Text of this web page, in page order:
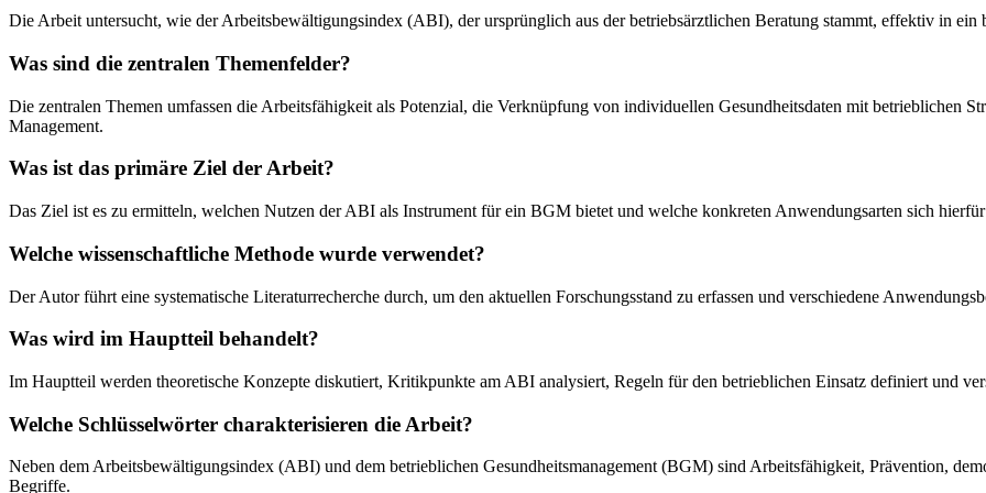
Die Arbeit untersucht, wie der Arbeitsbewältigungsindex (ABI), der ursprünglich aus der betriebsärztlichen Beratung stammt, effektiv in
Was sind die zentralen Themenfelder?
Die zentralen Themen umfassen die Arbeitsfähigkeit als Potenzial, die Verknüpfung von individuellen Gesundheitsdaten mit betrieblichen
Management.
Was ist das primäre Ziel der Arbeit?
Das Ziel ist es zu ermitteln, welchen Nutzen der ABI als Instrument für ein BGM bietet und welche konkreten Anwendungsarten sich
Welche wissenschaftliche Methode wurde verwendet?
Der Autor führt eine systematische Literaturrecherche durch, um den aktuellen Forschungsstand zu erfassen und verschiedene
Was wird im Hauptteil behandelt?
Im Hauptteil werden theoretische Konzepte diskutiert, Kritikpunkte am ABI analysiert, Regeln für den betrieblichen Einsatz definiert und
Welche Schlüsselwörter charakterisieren die Arbeit?
Neben dem Arbeitsbewältigungsindex (ABI) und dem betrieblichen Gesundheitsmanagement (BGM) sind Arbeitsfähigkeit, Prävention,
Begriffe.